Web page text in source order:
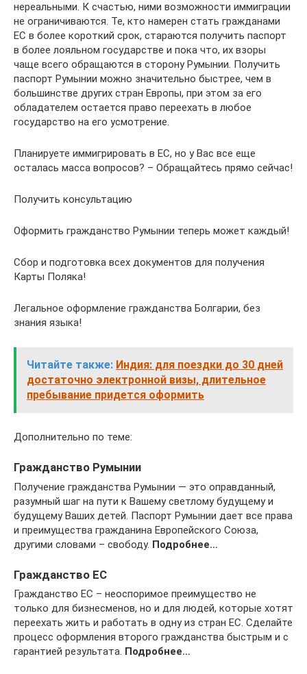
нереальными. К счастью, ними возможности иммиграции
не ограничиваются. Те, кто намерен стать гражданами
ЕС в более короткий срок, стараются получить паспорт
в более лояльном государстве и пока что, их взоры
чаще всего обращаются в сторону Румынии. Получить
паспорт Румынии можно значительно быстрее, чем в
большинстве других стран Европы, при этом за его
обладателем остается право переехать в любое
государство на его усмотрение.
Планируете иммигрировать в ЕС, но у Вас все еще
осталась масса вопросов? – Обращайтесь прямо сейчас!
Получить консультацию
Оформить гражданство Румынии теперь может каждый!
Сбор и подготовка всех документов для получения
Карты Поляка!
Легальное оформление гражданства Болгарии, без
знания языка!
Читайте также: Индия: для поездки до 30 дней
достаточно электронной визы, длительное
пребывание придется оформить
Дополнительно по теме:
Гражданство Румынии
Получение гражданства Румынии — это оправданный,
разумный шаг на пути к Вашему светлому будущему и
будущему Ваших детей. Паспорт Румынии дает все права
и преимущества гражданина Европейского Союза,
другими словами – свободу. Подробнее…
Гражданство ЕС
Гражданство ЕС – неоспоримое преимущество не
только для бизнесменов, но и для людей, которые хотят
переехать жить и работать в одну из стран ЕС. Сделайте
процесс оформления второго гражданства быстрым и с
гарантией результата. Подробнее…